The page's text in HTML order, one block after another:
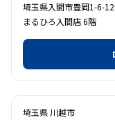
埼玉県入間市豊岡1-6-12
まるひろ入間店 6階
埼玉県 川越市